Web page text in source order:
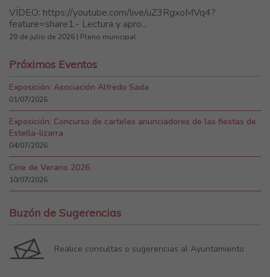
VÍDEO: https://youtube.com/live/uZ3RgxoMVq4?
feature=share1.- Lectura y apro...
29 de julio de 2026 | Pleno municipal
Próximos Eventos
Exposición: Asociación Alfredo Sada
01/07/2026
Exposición: Concurso de carteles anunciadores de las fiestas de
Estella-lizarra
04/07/2026
Cine de Verano 2026
10/07/2026
Buzón de Sugerencias
Realice consultas o sugerencias al Ayuntamiento